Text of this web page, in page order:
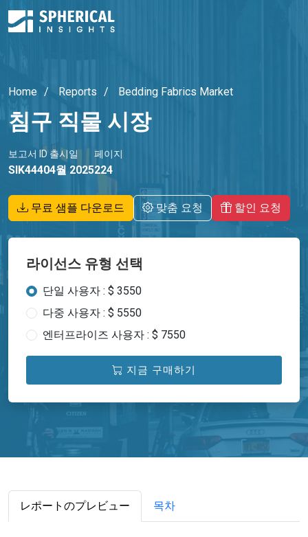
Home Reports Bedding Fabrics Market
침구 직물 시장
보고서 ID
SIK4440
출시일
4월 2025
페이지
224
무료 샘플 다운로드 맞춤 요청 할인 요청
라이선스 유형 선택
단일 사용자 : $ 3550
다중 사용자 : $ 5550
엔터프라이즈 사용자 : $ 7550
지금 구매하기
レポートのプレビュー 목차